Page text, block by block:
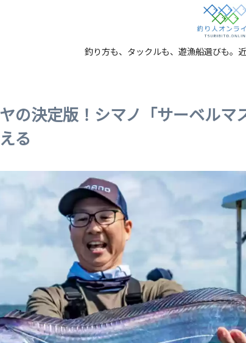
釣り方も、タックルも、遊漁船選びも。
の決定版！シマノ「サーベルマ
る